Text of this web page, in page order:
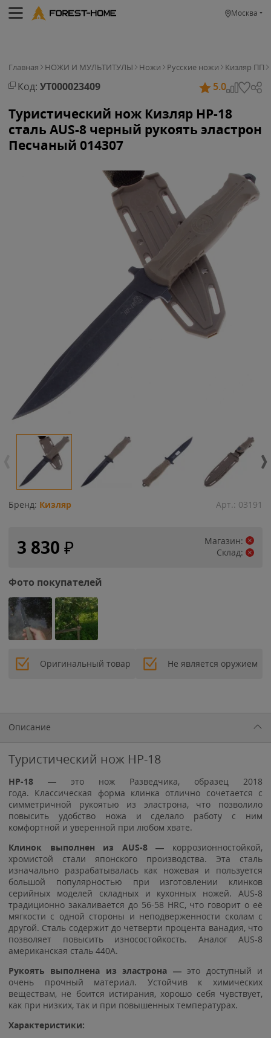
Москва
Главная НОЖИ И МУЛЬТИТУЛЫ Ножи Русские ножи Кизляр ПП
Код: УТ000023409 5.0
Туристический нож Кизляр НР-18
сталь AUS-8 черный рукоять эластрон
Песчаный 014307
Бренд: Кизляр Арт.: 03191
3 830 ₽
Магазин:
Склад:
Фото покупателей
Оригинальный товар Не является оружием
Описание
Туристический нож НР-18
НР-18 — это нож Разведчика, образец 2018
года. Классическая форма клинка отлично сочетается с
симметричной рукоятью из эластрона, что позволило
повысить удобство ножа и сделало работу с ним
комфортной и уверенной при любом хвате.
Клинок выполнен из AUS-8 — коррозионностойкой,
хромистой стали японского производства. Эта сталь
изначально разрабатывалась как ножевая и пользуется
большой популярностью при изготовлении клинков
серийных моделей складных и кухонных ножей. AUS-8
традиционно закаливается до 56-58 HRC, что говорит о её
мягкости с одной стороны и неподверженности сколам с
другой. Сталь содержит до четверти процента ванадия, что
позволяет повысить износостойкость. Аналог AUS-8
американская сталь 440A.
Рукоять выполнена из эластрона —это доступный и
очень прочный материал. Устойчив к химических
веществам, не боится истирания, хорошо себя чувствует,
как при низких, так и при повышенных температурах.
Характеристики: